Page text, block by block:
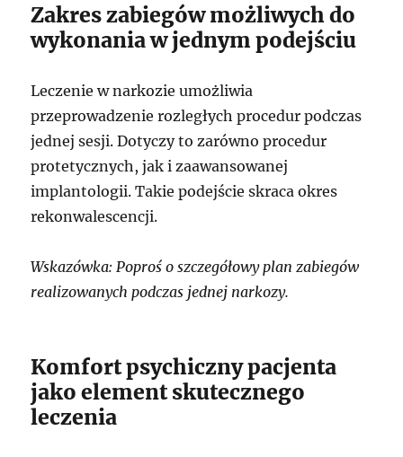
Zakres zabiegów możliwych do
wykonania w jednym podejściu
Leczenie w narkozie umożliwia
przeprowadzenie rozległych procedur podczas
jednej sesji. Dotyczy to zarówno procedur
protetycznych, jak i zaawansowanej
implantologii. Takie podejście skraca okres
rekonwalescencji.
Wskazówka: Poproś o szczegółowy plan zabiegów
realizowanych podczas jednej narkozy.
Komfort psychiczny pacjenta
jako element skutecznego
leczenia